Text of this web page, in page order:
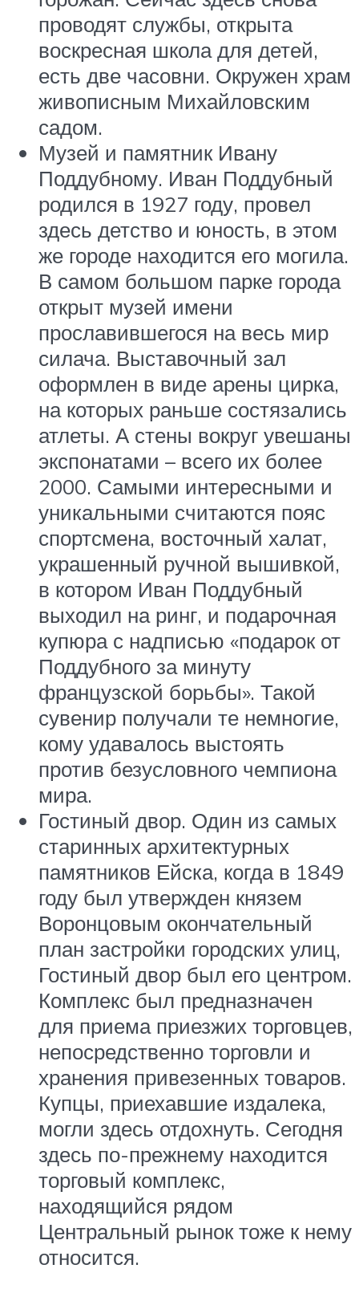
проводят службы, открыта
воскресная школа для детей,
есть две часовни. Окружен храм
живописным Михайловским
садом.
Музей и памятник Ивану
Поддубному. Иван Поддубный
родился в 1927 году, провел
здесь детство и юность, в этом
же городе находится его могила.
В самом большом парке города
открыт музей имени
прославившегося на весь мир
силача. Выставочный зал
оформлен в виде арены цирка,
на которых раньше состязались
атлеты. А стены вокруг увешаны
экспонатами – всего их более
2000. Самыми интересными и
уникальными считаются пояс
спортсмена, восточный халат,
украшенный ручной вышивкой,
в котором Иван Поддубный
выходил на ринг, и подарочная
купюра с надписью «подарок от
Поддубного за минуту
французской борьбы». Такой
сувенир получали те немногие,
кому удавалось выстоять
против безусловного чемпиона
мира.
Гостиный двор. Один из самых
старинных архитектурных
памятников Ейска, когда в 1849
году был утвержден князем
Воронцовым окончательный
план застройки городских улиц,
Гостиный двор был его центром.
Комплекс был предназначен
для приема приезжих торговцев,
непосредственно торговли и
хранения привезенных товаров.
Купцы, приехавшие издалека,
могли здесь отдохнуть. Сегодня
здесь по-прежнему находится
торговый комплекс,
находящийся рядом
Центральный рынок тоже к нему
относится.